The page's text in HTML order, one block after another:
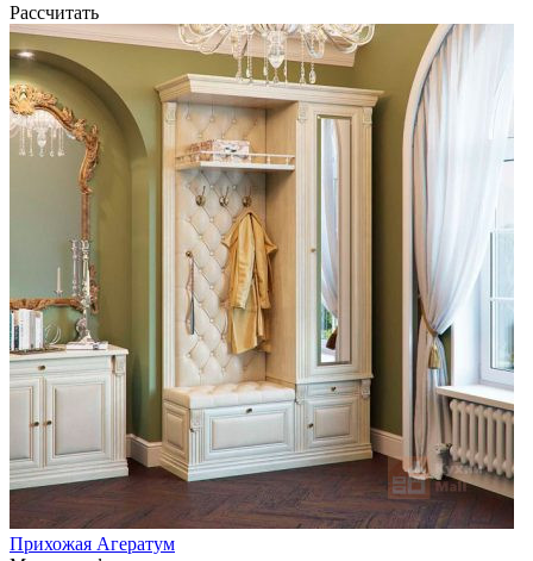
Рассчитать
Прихожая Агератум